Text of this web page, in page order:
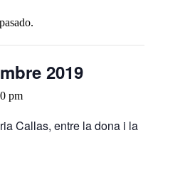
2019
pm
Callas, entre la dona i la